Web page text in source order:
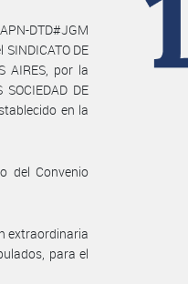
DTD#JGM
DE
AIRES, por la
DE
en la
del Convenio
extraordinaria
para el